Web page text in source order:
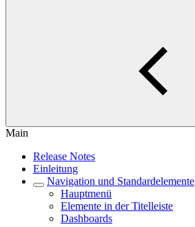
Main
Release Notes
Einleitung
Navigation und Standardelemente
Hauptmenü
Elemente in der Titelleiste
Dashboards